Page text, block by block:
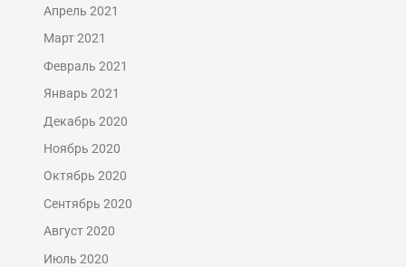
Апрель 2021
Март 2021
Февраль 2021
Январь 2021
Декабрь 2020
Ноябрь 2020
Октябрь 2020
Сентябрь 2020
Август 2020
Июль 2020